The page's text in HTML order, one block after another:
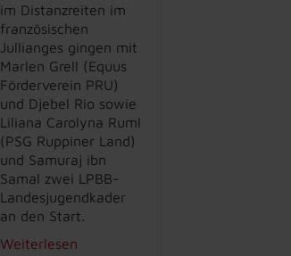
im Distanzreiten im
französischen
Jullianges gingen mit
Marlen Grell (Equus
Förderverein PRU)
und Djebel Rio sowie
Liliana Carolyna Ruml
(PSG Ruppiner Land)
und Samuraj ibn
Samal zwei LPBB-
Landesjugendkader
an den Start.
Weiterlesen